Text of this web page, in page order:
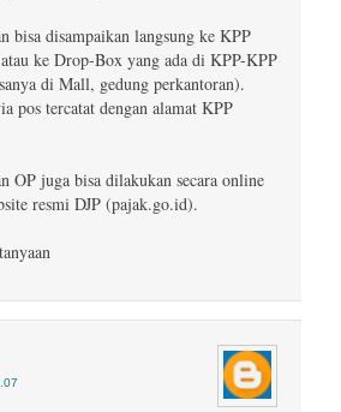
bisa disampaikan langsung ke KPP
ke Drop-Box yang ada di KPP-KPP
di Mall, gedung perkantoran).
pos tercatat dengan alamat KPP
OP juga bisa dilakukan secara online
resmi DJP (pajak.go.id).